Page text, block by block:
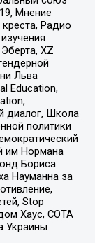
Мнение
Радио
XZ
Льва
Education,
диалог, Школа
политики
им Нормана
Бориса
Науманна за
Stop
Хаус, СОТА
Украины